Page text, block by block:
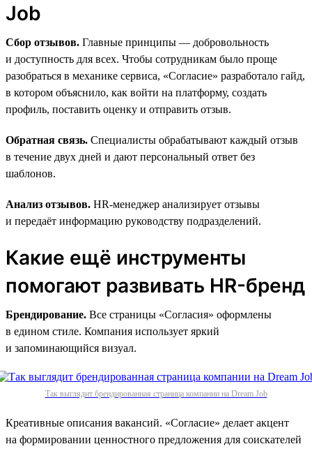
Job
Сбор отзывов. Главные принципы — добровольность
и доступность для всех. Чтобы сотрудникам было проще
разобраться в механике сервиса, «Согласие» разработало гайд,
в котором объяснило, как войти на платформу, создать
профиль, поставить оценку и отправить отзыв.
Обратная связь. Специалисты обрабатывают каждый отзыв
в течение двух дней и дают персональный ответ без
шаблонов.
Анализ отзывов. HR-менеджер анализирует отзывы
и передаёт информацию руководству подразделений.
Какие ещё инструменты
помогают развивать HR-бренд
Брендирование. Все страницы «Согласия» оформлены
в едином стиле. Компания использует яркий
и запоминающийся визуал.
Так выглядит брендированная страница компании на Dream Job
Креативные описания вакансий. «Согласие» делает акцент
на формировании ценностного предложения для соискателей